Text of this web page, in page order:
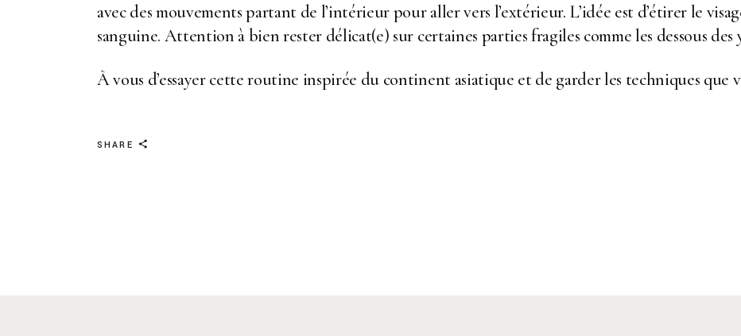
avec des mouvements partant de l’intérieur pour aller vers l’extérieur. L’idée est d’étirer le
sanguine. Attention à bien rester délicat(e) sur certaines parties fragiles comme les dessous des
À vous d’essayer cette routine inspirée du continent asiatique et de garder les techniques que
SHARE